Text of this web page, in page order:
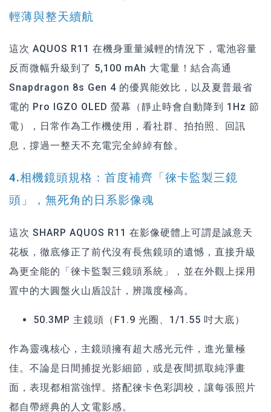
輕薄與整天續航
這次 AQUOS R11 在機身重量減輕的情況下，電池容量
反而微幅升級到了 5,100 mAh 大電量！結合高通
Snapdragon 8s Gen 4 的優異能效比，以及夏普最省
電的 Pro IGZO OLED 螢幕（靜止時會自動降到 1Hz 節
電），日常作為工作機使用，看社群、拍拍照、回訊
息，撐過一整天不充電完全綽綽有餘。
4.相機鏡頭規格：首度補齊「徠卡監製三鏡
頭」，無死角的日系影像魂
這次 SHARP AQUOS R11 在影像硬體上可謂是誠意天
花板，徹底修正了前代沒有長焦鏡頭的遺憾，直接升級
為更全能的「徠卡監製三鏡頭系統」，並在外觀上採用
置中的大圓盤火山盾設計，辨識度極高。
50.3MP 主鏡頭（F1.9 光圈、1/1.55 吋大底）
作為靈魂核心，主鏡頭擁有超大感光元件，進光量極
佳。不論是日間捕捉光影細節，或是夜間抓取純淨畫
面，表現都相當強悍。搭配徠卡色彩調校，讓每張照片
都自帶經典的人文電影感。